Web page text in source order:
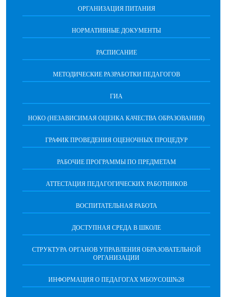
ОРГАНИЗАЦИЯ ПИТАНИЯ
НОРМАТИВНЫЕ ДОКУМЕНТЫ
РАСПИСАНИЕ
МЕТОДИЧЕСКИЕ РАЗРАБОТКИ ПЕДАГОГОВ
ГИА
НОКО (НЕЗАВИСИМАЯ ОЦЕНКА КАЧЕСТВА ОБРАЗОВАНИЯ)
ГРАФИК ПРОВЕДЕНИЯ ОЦЕНОЧНЫХ ПРОЦЕДУР
РАБОЧИЕ ПРОГРАММЫ ПО ПРЕДМЕТАМ
АТТЕСТАЦИЯ ПЕДАГОГИЧЕСКИХ РАБОТНИКОВ
ВОСПИТАТЕЛЬНАЯ РАБОТА
ДОСТУПНАЯ СРЕДА В ШКОЛЕ
СТРУКТУРА ОРГАНОВ УПРАВЛЕНИЯ ОБРАЗОВАТЕЛЬНОЙ
ОРГАНИЗАЦИИ
ИНФОРМАЦИЯ О ПЕДАГОГАХ МБОУСОШ№28